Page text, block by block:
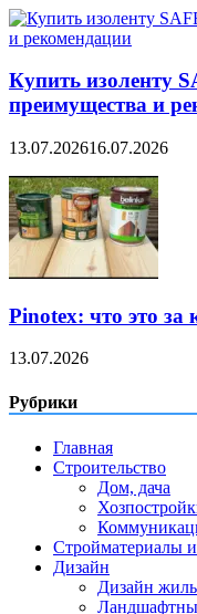
Купить изоленту
преимущества и
13.07.202616.07.2026
Pinotex: что это за
13.07.2026
Рубрики
Главная
Строительство
Дом, дача
Стройматериалы
Дизайн
Дизайн